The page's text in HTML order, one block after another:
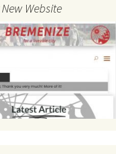
Website